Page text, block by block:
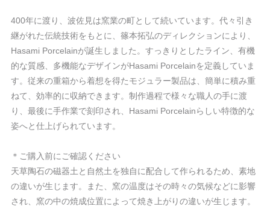
400年に渡り、波佐見は窯業の町として続いています。代々引き
継がれた伝統技術をもとに、篠本拓弘のディレクションにより、
Hasami Porcelainが誕生しました。すっきりとしたライン、有機
的な質感、多機能なデザインがHasami Porcelainを定義していま
す。従来の重箱から着想を得たモジュラー製品は、簡単に積み重
ねて、効率的に収納できます。制作過程で様々な職人の手に渡
り、最後に手作業で刻印され、Hasami Porcelainらしい特徴的な
姿へと仕上げられています。
＊ご購入前にご確認ください
天草陶石の磁器土と自然土を独自に配合して作られるため、素地
の違いが生じます。また、窯の温度はその時々の気候などに影響
され、窯の中の焼成位置によって焼き上がりの違いが生じます。